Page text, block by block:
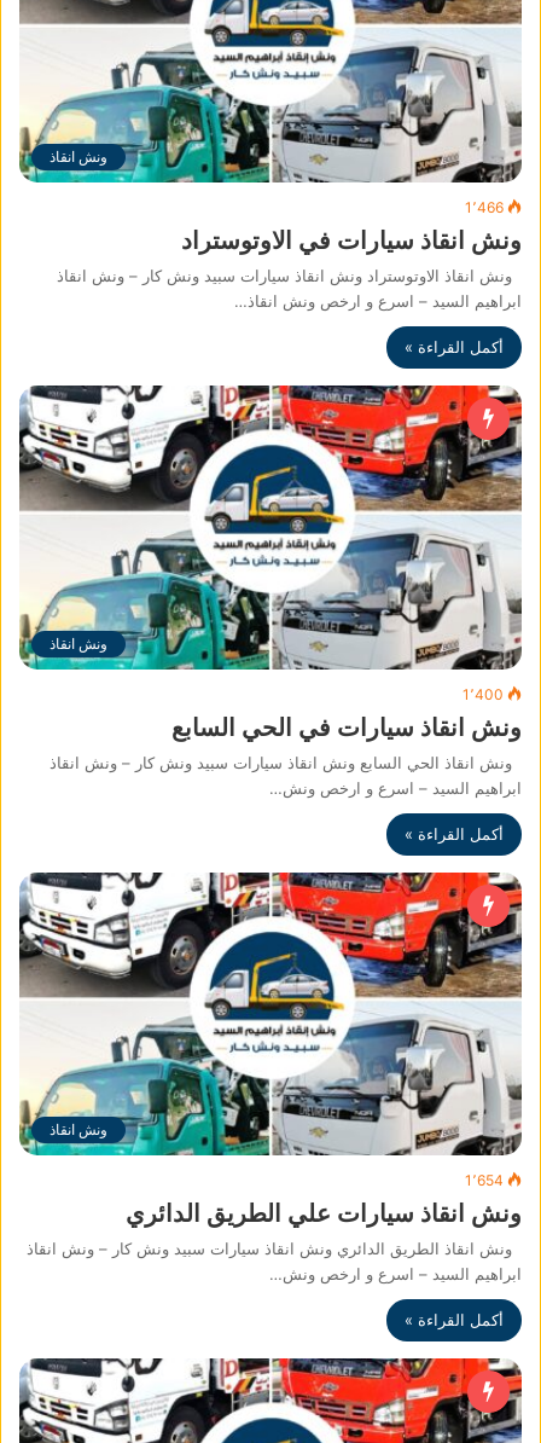
ونش انقاذ
1٬466
ونش انقاذ سيارات في الاوتوستراد
ونش انقاذ الاوتوستراد ونش انقاذ سيارات سبيد ونش كار – ونش انقاذ
ابراهيم السيد – اسرع و ارخص ونش انقاذ…
أكمل القراءة »
ونش انقاذ
1٬400
ونش انقاذ سيارات في الحي السابع
ونش انقاذ الحي السابع ونش انقاذ سيارات سبيد ونش كار – ونش انقاذ
ابراهيم السيد – اسرع و ارخص ونش…
أكمل القراءة »
ونش انقاذ
1٬654
ونش انقاذ سيارات علي الطريق الدائري
ونش انقاذ الطريق الدائري ونش انقاذ سيارات سبيد ونش كار – ونش انقاذ
ابراهيم السيد – اسرع و ارخص ونش…
أكمل القراءة »